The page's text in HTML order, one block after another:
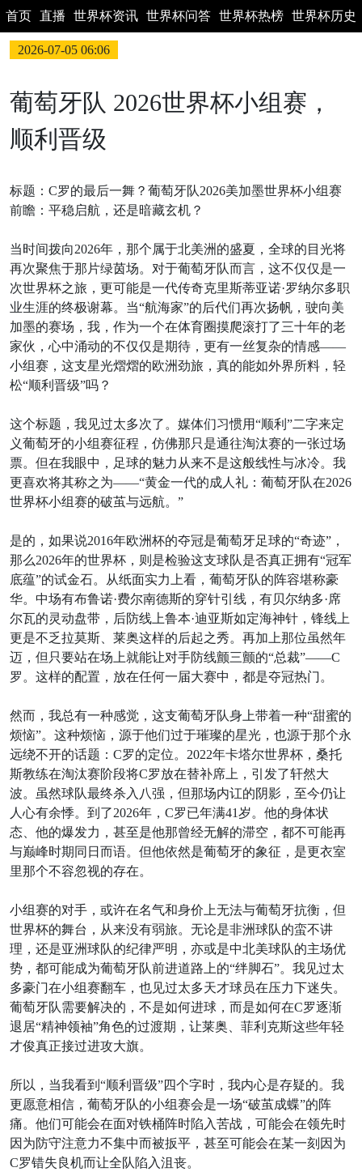
首页 直播 世界杯资讯 世界杯问答 世界杯热榜 世界杯历史
2026-07-05 06:06
葡萄牙队 2026世界杯小组赛，
顺利晋级
标题：C罗的最后一舞？葡萄牙队2026美加墨世界杯小组赛
前瞻：平稳启航，还是暗藏玄机？
当时间拨向2026年，那个属于北美洲的盛夏，全球的目光将
再次聚焦于那片绿茵场。对于葡萄牙队而言，这不仅仅是一
次世界杯之旅，更可能是一代传奇克里斯蒂亚诺·罗纳尔多职
业生涯的终极谢幕。当“航海家”的后代们再次扬帆，驶向美
加墨的赛场，我，作为一个在体育圈摸爬滚打了三十年的老
家伙，心中涌动的不仅仅是期待，更有一丝复杂的情感——
小组赛，这支星光熠熠的欧洲劲旅，真的能如外界所料，轻
松“顺利晋级”吗？
这个标题，我见过太多次了。媒体们习惯用“顺利”二字来定
义葡萄牙的小组赛征程，仿佛那只是通往淘汰赛的一张过场
票。但在我眼中，足球的魅力从来不是这般线性与冰冷。我
更喜欢将其称之为——“黄金一代的成人礼：葡萄牙队在2026
世界杯小组赛的破茧与远航。”
是的，如果说2016年欧洲杯的夺冠是葡萄牙足球的“奇迹”，
那么2026年的世界杯，则是检验这支球队是否真正拥有“冠军
底蕴”的试金石。从纸面实力上看，葡萄牙队的阵容堪称豪
华。中场有布鲁诺·费尔南德斯的穿针引线，有贝尔纳多·席
尔瓦的灵动盘带，后防线上鲁本·迪亚斯如定海神针，锋线上
更是不乏拉莫斯、莱奥这样的后起之秀。再加上那位虽然年
迈，但只要站在场上就能让对手防线颤三颤的“总裁”——C
罗。这样的配置，放在任何一届大赛中，都是夺冠热门。
然而，我总有一种感觉，这支葡萄牙队身上带着一种“甜蜜的
烦恼”。这种烦恼，源于他们过于璀璨的星光，也源于那个永
远绕不开的话题：C罗的定位。2022年卡塔尔世界杯，桑托
斯教练在淘汰赛阶段将C罗放在替补席上，引发了轩然大
波。虽然球队最终杀入八强，但那场内讧的阴影，至今仍让
人心有余悸。到了2026年，C罗已年满41岁。他的身体状
态、他的爆发力，甚至是他那曾经无解的滞空，都不可能再
与巅峰时期同日而语。但他依然是葡萄牙的象征，是更衣室
里那个不容忽视的存在。
小组赛的对手，或许在名气和身价上无法与葡萄牙抗衡，但
世界杯的舞台，从来没有弱旅。无论是非洲球队的蛮不讲
理，还是亚洲球队的纪律严明，亦或是中北美球队的主场优
势，都可能成为葡萄牙队前进道路上的“绊脚石”。我见过太
多豪门在小组赛翻车，也见过太多天才球员在压力下迷失。
葡萄牙队需要解决的，不是如何进球，而是如何在C罗逐渐
退居“精神领袖”角色的过渡期，让莱奥、菲利克斯这些年轻
才俊真正接过进攻大旗。
所以，当我看到“顺利晋级”四个字时，我内心是存疑的。我
更愿意相信，葡萄牙队的小组赛会是一场“破茧成蝶”的阵
痛。他们可能会在面对铁桶阵时陷入苦战，可能会在领先时
因为防守注意力不集中而被扳平，甚至可能会在某一刻因为
C罗错失良机而让全队陷入沮丧。